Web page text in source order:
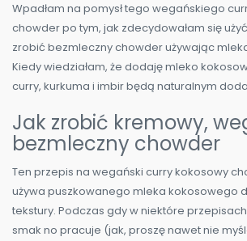
Wpadłam na pomysł tego wegańskiego
chowder po tym, jak zdecydowałam się
zrobić bezmleczny chowder używając
Kiedy wiedziałam, że dodaję mleko
curry, kurkuma i imbir będą naturalnym
Jak zrobić kremowy,
bezmleczny chowder
Ten przepis na wegański curry kokosowy
używa puszkowanego mleka kokosowego
tekstury. Podczas gdy w niektóre
smak no pracuje (jak, proszę nawet nie